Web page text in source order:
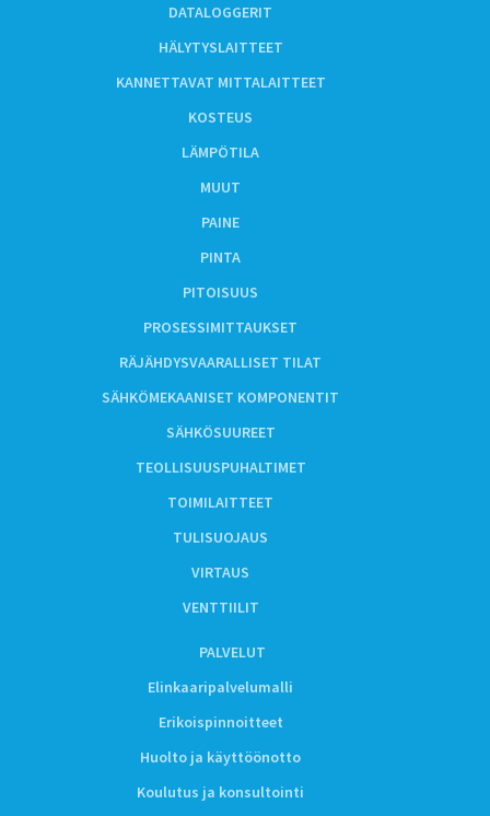
DATALOGGERIT
HÄLYTYSLAITTEET
KANNETTAVAT MITTALAITTEET
KOSTEUS
LÄMPÖTILA
MUUT
PAINE
PINTA
PITOISUUS
PROSESSIMITTAUKSET
RÄJÄHDYSVAARALLISET TILAT
SÄHKÖMEKAANISET KOMPONENTIT
SÄHKÖSUUREET
TEOLLISUUSPUHALTIMET
TOIMILAITTEET
TULISUOJAUS
VIRTAUS
VENTTIILIT
PALVELUT
Elinkaaripalvelumalli
Erikoispinnoitteet
Huolto ja käyttöönotto
Koulutus ja konsultointi